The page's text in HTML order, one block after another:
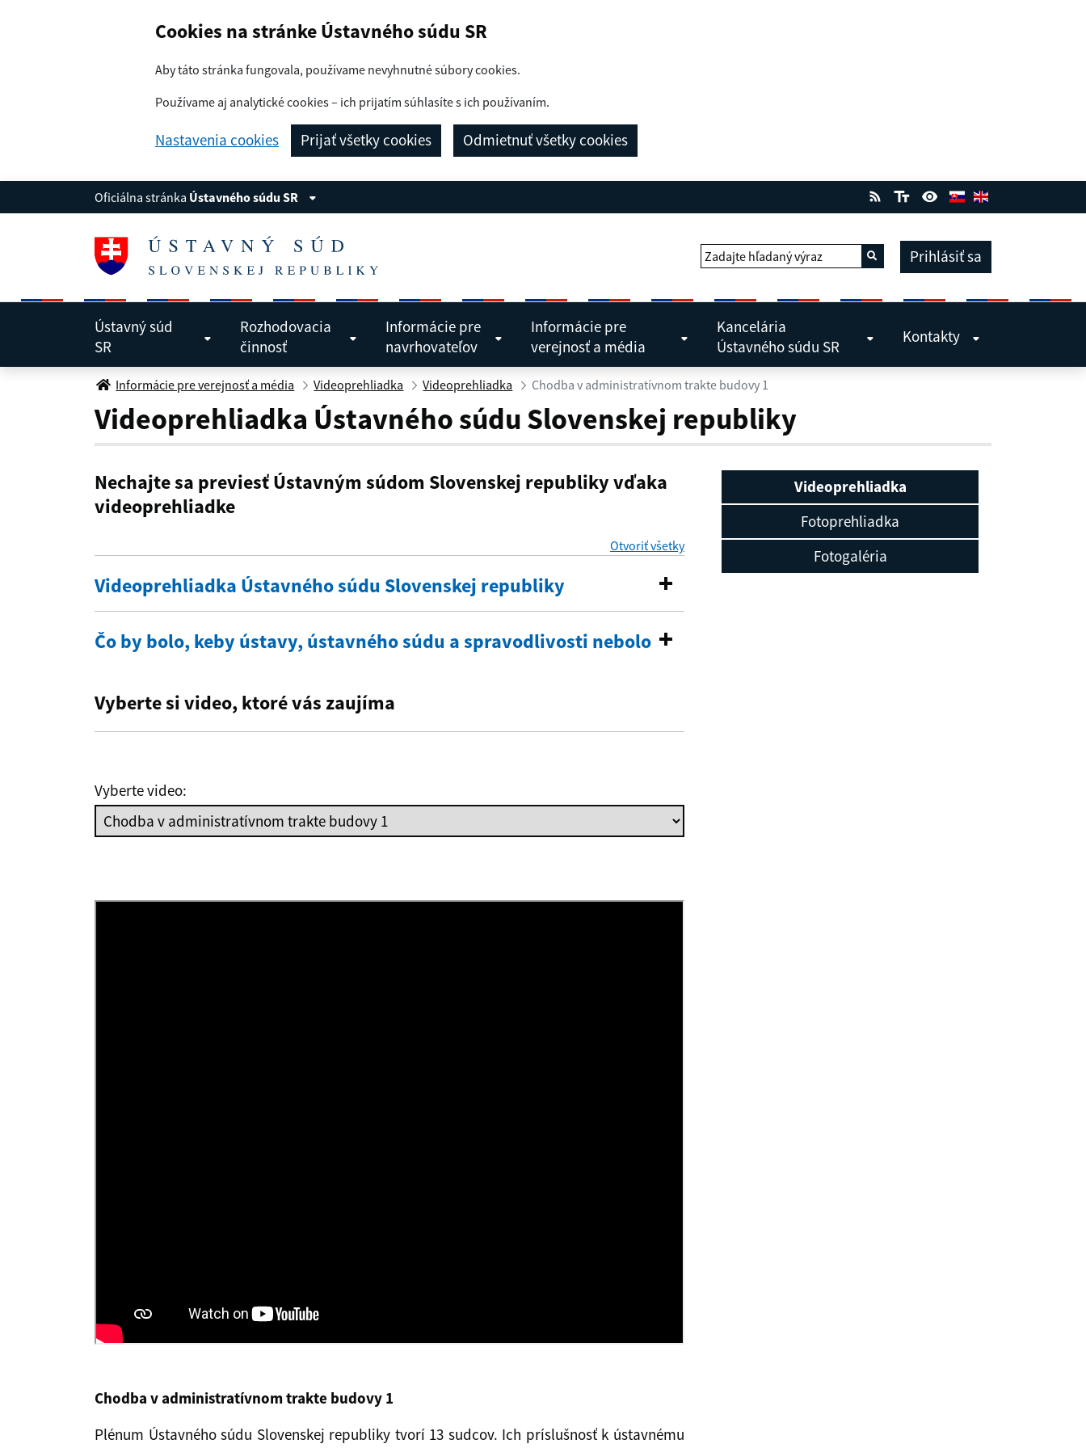
Cookies na stránke Ústavného súdu SR
Aby táto stránka fungovala, používame nevyhnutné súbory cookies.
Používame aj analytické cookies – ich prijatím súhlasíte s ich používaním.
Nastavenia cookies Prijať všetky cookies Odmietnuť všetky cookies
Oficiálna stránka Ústavného súdu SR
Zadajte hľadaný výraz Vyhľadať Prihlásiť sa
Ústavný súd
SR
Rozhodovacia
činnosť
Informácie pre
navrhovateľov
Informácie pre
verejnosť a média
Kancelária
Ústavného súdu SR
Kontakty
Chodba v administratívnom trakte budovy 1
Informácie pre verejnosť a média Videoprehliadka Videoprehliadka Chodba v administratívnom trakte budovy 1
Videoprehliadka Ústavného súdu Slovenskej republiky
Nechajte sa previesť Ústavným súdom Slovenskej republiky vďaka
videoprehliadke
Otvoriť všetkysekcie
Videoprehliadka Ústavného súdu Slovenskej republiky
Čo by bolo, keby ústavy, ústavného súdu a spravodlivosti nebolo
Vyberte si video, ktoré vás zaujíma
Vyberte video:
Chodba v administratívnom trakte budovy 1
Plénum Ústavného súdu Slovenskej republiky tvorí 13 sudcov. Ich príslušnosť k ústavnému
Videoprehliadka
Fotoprehliadka
Fotogaléria